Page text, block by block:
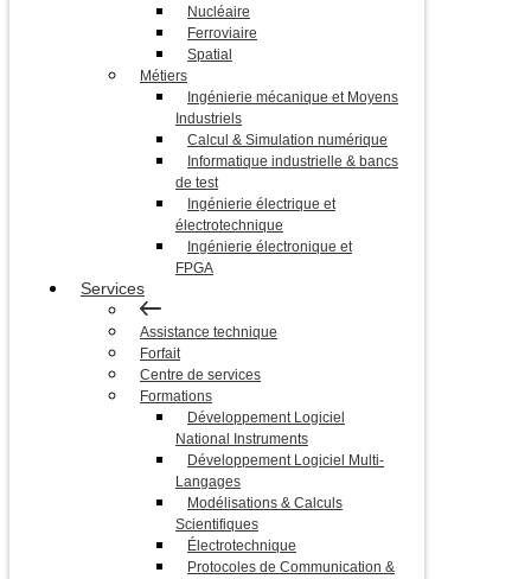
Nucléaire
Ferroviaire
Spatial
Métiers
Ingénierie mécanique et Moyens
Industriels
Calcul & Simulation numérique
Informatique industrielle & bancs
de test
Ingénierie électrique et
électrotechnique
Ingénierie électronique et
FPGA
Services
Assistance technique
Forfait
Centre de services
Formations
Développement Logiciel
National Instruments
Développement Logiciel Multi-
Langages
Modélisations & Calculs
Scientifiques
Électrotechnique
Protocoles de Communication &